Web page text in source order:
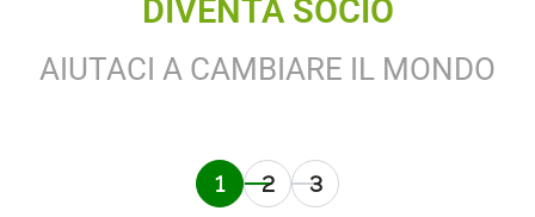
DIVENTA SOCIO
AIUTACI A CAMBIARE IL MONDO